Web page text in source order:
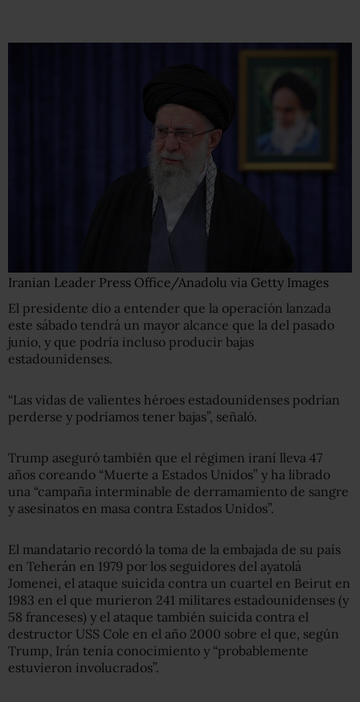
Iranian Leader Press Office/Anadolu via Getty Images
El presidente dio a entender que la operación lanzada
este sábado tendrá un mayor alcance que la del pasado
junio, y que podría incluso producir bajas
estadounidenses.
“Las vidas de valientes héroes estadounidenses podrían
perderse y podríamos tener bajas”, señaló.
Trump aseguró también que el régimen iraní lleva 47
años coreando “Muerte a Estados Unidos” y ha librado
una “campaña interminable de derramamiento de sangre
y asesinatos en masa contra Estados Unidos”.
El mandatario recordó la toma de la embajada de su país
en Teherán en 1979 por los seguidores del ayatolá
Jomenei, el ataque suicida contra un cuartel en Beirut en
1983 en el que murieron 241 militares estadounidenses (y
58 franceses) y el ataque también suicida contra el
destructor USS Cole en el año 2000 sobre el que, según
Trump, Irán tenía conocimiento y “probablemente
estuvieron involucrados”.